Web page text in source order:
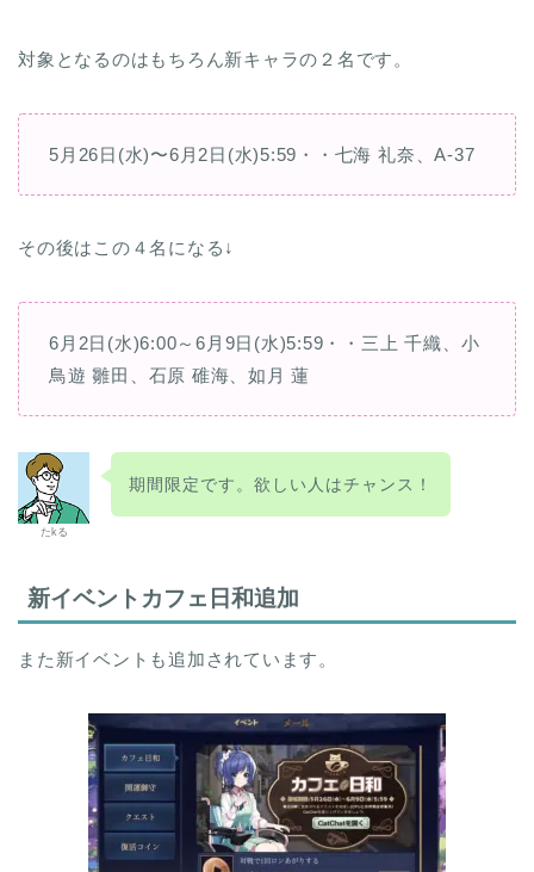
対象となるのはもちろん新キャラの２名です。
5月26日(水)〜6月2日(水)5:59・・七海 礼奈、A-37
その後はこの４名になる↓
6月2日(水)6:00～6月9日(水)5:59・・三上 千織、小
鳥遊 雛田、石原 碓海、如月 蓮
たkる
期間限定です。欲しい人はチャンス！
新イベントカフェ日和追加
また新イベントも追加されています。